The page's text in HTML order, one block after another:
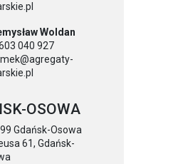
Woldan
040 927
OSOWA
Gdańsk-Osowa
61, Gdańsk-